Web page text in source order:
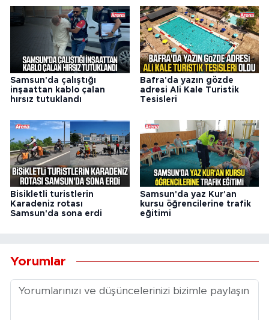
Samsun'da çalıştığı
inşaattan kablo çalan
hırsız tutuklandı
Bafra'da yazın gözde
adresi Ali Kale Turistik
Tesisleri
Bisikletli turistlerin
Karadeniz rotası
Samsun'da sona erdi
Samsun'da yaz Kur'an
kursu öğrencilerine trafik
eğitimi
Yorumlar